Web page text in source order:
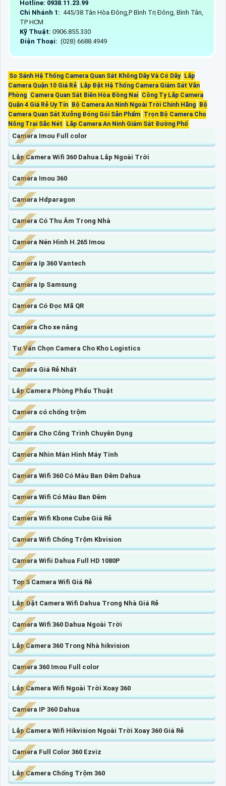
Hotline: 0938.11.23.99
Chi Nhánh 1: 445/38 Tân Hòa Đông,P Bình Trị Đông, Bình Tân,
TP HCM
Kỹ Thuật: 0906.855.330
Điện Thoại: (028) 6688.4949
So Sánh Hệ Thống Camera Quan Sát Không Dây Và Có Dây Lắp
Camera Quận 10 Giá Rẻ Lắp Đặt Hệ Thống Camera Giám Sát Văn
Phòng Camera Quan Sát Biên Hòa Đồng Nai Công Ty Lắp Camera
Quận 4 Giá Rẻ Uy Tín Bộ Camera An Ninh Ngoài Trời Chính Hãng Bộ
Camera Quan Sát Xưởng Đóng Gói Sản Phẩm Trọn Bộ Camera Cho
Nông Trại Sắc Nét
Lắp Camera An Ninh Giám Sát Đường Phố
Camera Imou Full color
Lắp Camera Wifi 360 Dahua Lắp Ngoài Trời
Camera Imou 360
Camera Hdparagon
Camera Có Thu Âm Trong Nhà
Camera Nén Hình H.265 Imou
Camera Ip 360 Vantech
Camera Ip Samsung
Camera Có Đọc Mã QR
Camera Cho xe nâng
Tư Vấn Chọn Camera Cho Kho Logistics
Camera Giá Rẻ Nhất
Lắp Camera Phòng Phẩu Thuật
Camera có chống trộm
Camera Cho Công Trình Chuyên Dụng
Camera Nhìn Màn Hình Máy Tính
Camera Wifi 360 Có Màu Ban Đêm Dahua
Camera Wifi Có Màu Ban Đêm
Camera Wifi Kbone Cube Giá Rẻ
Camera Wifi Chống Trộm Kbvision
Camera Wifii Dahua Full HD 1080P
Top 5 Camera Wifi Giá Rẻ
Lắp Đặt Camera Wifi Dahua Trong Nhà Giá Rẻ
Camera Wifi 360 Dahua Ngoài Trời
Lắp Camera 360 Trong Nhà hikvision
Camera 360 Imou Full color
Lắp Camera Wifi Ngoài Trời Xoay 360
Camera IP 360 Dahua
Lắp Camera Wifi Hikvision Ngoài Trời Xoay 360 Giá Rẻ
Camera Full Color 360 Ezviz
Lắp Camera Chống Trộm 360